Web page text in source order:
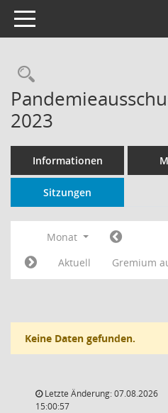
Toggle navigation
2023
Informationen
Sitzungen
Monat
Aktuell
Gremium
Keine Daten gefunden.
Letzte Änderung: 07.08.2026
15:00:57